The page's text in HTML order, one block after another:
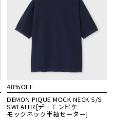
40%OFF
DEMON PIQUE MOCK NECK S/S
SWEATER[デーモンピケ
モックネック半袖セーター]